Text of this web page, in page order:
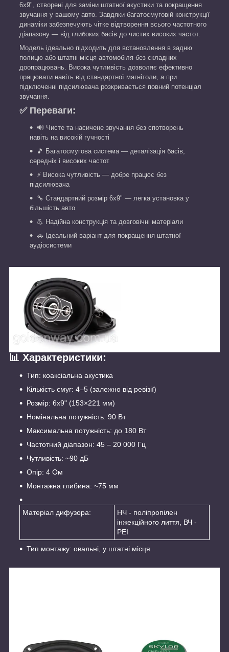
6x9", створені для заміни штатної акустики та покращення
звучання у вашому авто. Завдяки багатосмуговій конструкції
динаміки забезпечують чітке відтворення всього частотного
діапазону — від глибоких басів до чистих високих частот.
Модель ідеально підходить для встановлення в задню
полицю або штатні місця автомобіля без складних
доопрацювань. Висока чутливість дозволяє ефективно
працювати навіть від стандартної магнітоли, а при
підключенні підсилювача розкривається повний потенціал
звучання.
✅ Переваги:
🔊 Чисте та насичене звучання без спотворень
навіть на високій гучності
🎵 Багатосмугова система — деталізація басів,
середніх і високих частот
⚡ Висока чутливість — добре працює без
підсилювача
🔧 Стандартний розмір 6x9" — легка установка у
більшість авто
💪 Надійна конструкція та довговічні матеріали
🚗 Ідеальний варіант для покращення штатної
аудіосистеми
📊 Характеристики:
Тип: коаксіальна акустика
Кількість смуг: 4–5 (залежно від ревізії)
Розмір: 6x9" (153×221 мм)
Номінальна потужність: 90 Вт
Максимальна потужність: до 180 Вт
Частотний діапазон: 45 – 20 000 Гц
Чутливість: ~90 дБ
Опір: 4 Ом
Монтажна глибина: ~75 мм
Матеріал дифузора:
НЧ - поліпропілен
інжекційного лиття, ВЧ -
PEI
Тип монтажу: овальні, у штатні місця